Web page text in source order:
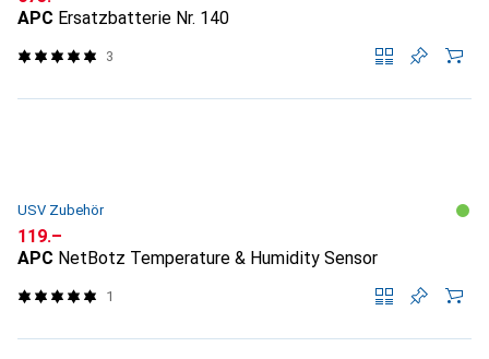
APC Ersatzbatterie Nr. 140
3
USV Zubehör
CHF
119.–
APC NetBotz Temperature & Humidity Sensor
1